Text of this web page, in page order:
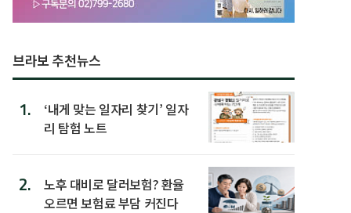
브라보 추천뉴스
1.
‘내게 맞는 일자리 찾기’ 일자
리 탐험 노트
2.
노후 대비로 달러보험? 환율
오르면 보험료 부담 커진다